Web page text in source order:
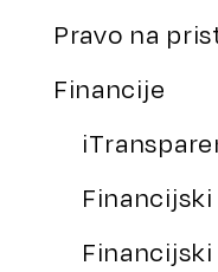
Pravo na
Financije